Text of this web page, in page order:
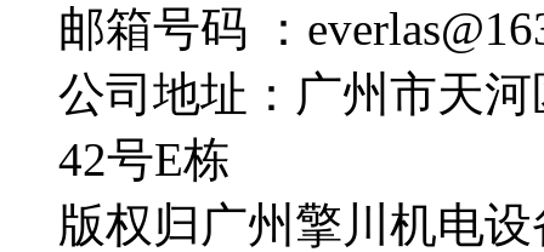
邮箱号码 ：
公司地址：广州市天
42号E栋
版权归广州擎川机电